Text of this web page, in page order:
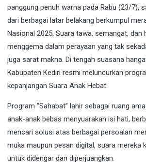
panggung penuh warna pada Rabu (23/7),
dari berbagai latar belakang berkumpul
Nasional 2025. Suara tawa, semangat, dan
menggema dalam perayaan yang tak
juga sarat makna. Di tengah suasana
Kabupaten Kediri resmi meluncurkan
kepanjangan Suara Anak Hebat.
Program “Sahabat” lahir sebagai ruang
anak-anak bebas menyuarakan isi hati,
mencari solusi atas berbagai persoalan
muka maupun pesan digital, suara mereka
untuk didengar dan diperjuangkan.